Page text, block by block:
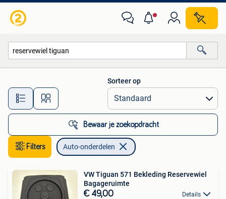
Alle afstanden…
Sorteer op
Bewaar je zoekopdracht
Filters Auto-onderdelen
VW Tiguan 571 Bekleding Reservewiel
Bagageruimte
€ 49,00 Details